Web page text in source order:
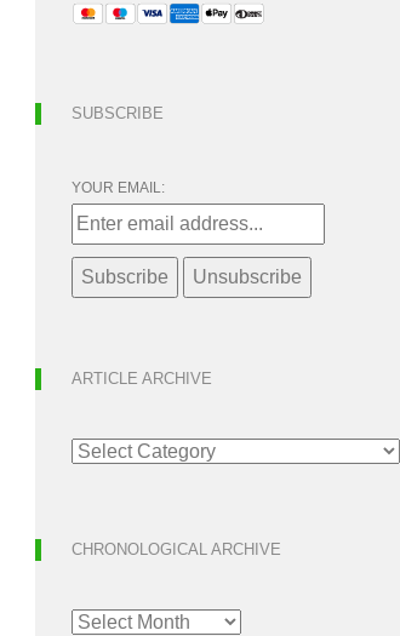
SUBSCRIBE
YOUR EMAIL:
ARTICLE ARCHIVE
ARTICLE
ARCHIVE
CHRONOLOGICAL ARCHIVE
CHRONOLOGICAL
ARCHIVE